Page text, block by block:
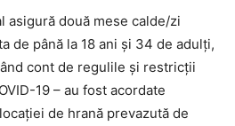
asigură două mese calde/zi
de până la 18 ani și 34 de adulți,
cont de regulile și restricții
19 – au fost acordate
de hrană prevazută de